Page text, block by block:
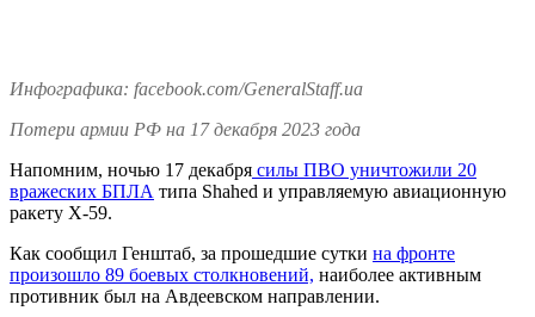
Инфографика: facebook.com/GeneralStaff.ua
Потери армии РФ на 17 декабря 2023 года
Напомним, ночью 17 декабря силы ПВО уничтожили 20
вражеских БПЛА типа Shahed и управляемую авиационную
ракету Х-59.
Как сообщил Генштаб, за прошедшие сутки на фронте
произошло 89 боевых столкновений, наиболее активным
противник был на Авдеевском направлении.